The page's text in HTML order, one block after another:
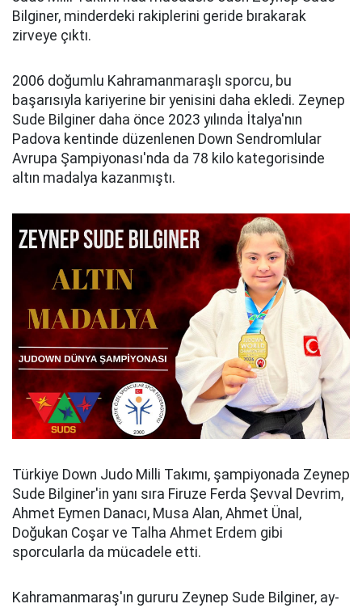
Bilginer, minderdeki rakiplerini geride bırakarak
zirveye çıktı.
2006 doğumlu Kahramanmaraşlı sporcu, bu
başarısıyla kariyerine bir yenisini daha ekledi. Zeynep
Sude Bilginer daha önce 2023 yılında İtalya'nın
Padova kentinde düzenlenen Down Sendromlular
Avrupa Şampiyonası'nda da 78 kilo kategorisinde
altın madalya kazanmıştı.
Türkiye Down Judo Milli Takımı, şampiyonada Zeynep
Sude Bilginer'in yanı sıra Firuze Ferda Şevval Devrim,
Ahmet Eymen Danacı, Musa Alan, Ahmet Ünal,
Doğukan Coşar ve Talha Ahmet Erdem gibi
sporcularla da mücadele etti.
Kahramanmaraş'ın gururu Zeynep Sude Bilginer, ay-